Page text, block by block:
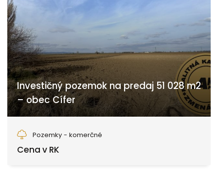
Investičný pozemok na predaj 51 028 m2
– obec Cífer
Pozemky - komerčné
Cena v RK